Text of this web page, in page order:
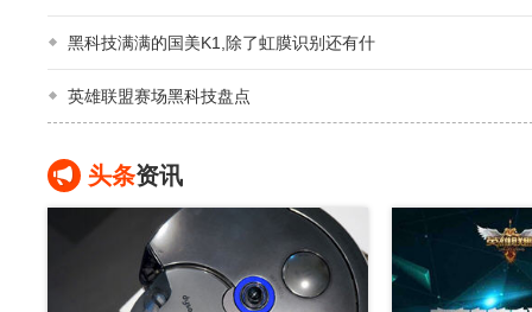
黑科技满满的国美K1,除了虹膜识别还有什
英雄联盟赛场黑科技盘点
头条资讯